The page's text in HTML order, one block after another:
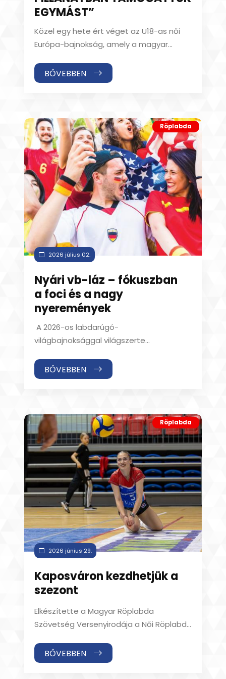
EGYMÁST”
Közel egy hete ért véget az U18-as női
Európa-bajnokság, amely a magyar
legnagyobb sikerét hozta
BŐVEBBEN
Röplabda
2026 július 02.
Nyári vb-láz – fókuszban
a foci és a nagy
nyeremények
A 2026-os labdarúgó-
világbajnoksággal világszerte
zajló izgalmak mellett a szurk
BŐVEBBEN
Röplabda
2026 június 29.
Kaposváron kezdhetjük a
szezont
Elkészítette a Magyar Röplabda
Szövetség Versenyirodája a Női Röplabda
menetrendjét. A tervek sz
BŐVEBBEN